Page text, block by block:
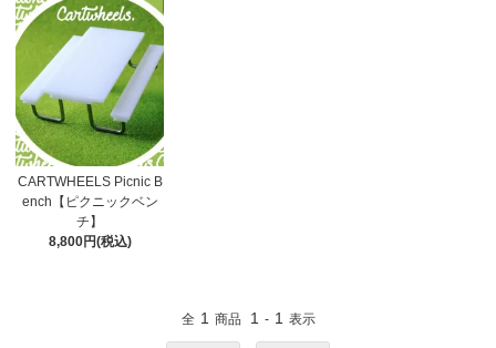
CARTWHEELS Picnic B
ench【ピクニックベン
チ】
8,800円(税込)
全 1 商品 1 - 1 表示